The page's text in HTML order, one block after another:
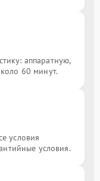
аппаратную,
60 минут.
условия
условия.